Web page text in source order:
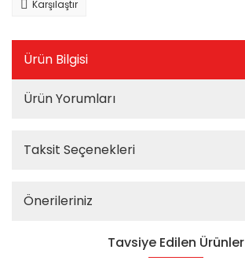
Karşılaştır
Ürün Bilgisi
Ürün Yorumları
Taksit Seçenekleri
Önerileriniz
Tavsiye Edilen Ürünler